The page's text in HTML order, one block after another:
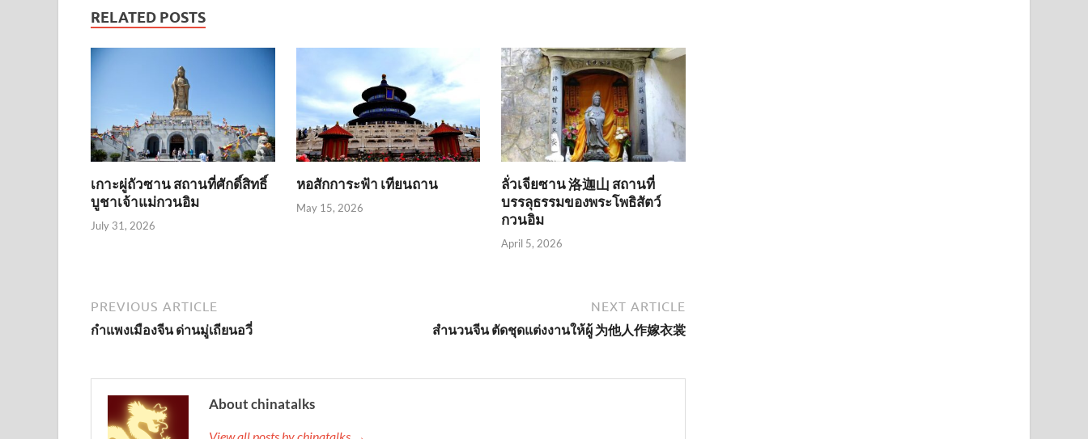
RELATED POSTS
เกาะผู่ถัวซาน สถานที่ศักดิ์สิทธิ์
บูชาเจ้าแม่กวนอิม
July 31, 2026
หอสักการะฟ้า เทียนถาน
May 15, 2026
ลั่วเจียซาน 洛迦山 สถานที่
บรรลุธรรมของพระโพธิสัตว์
กวนอิม
April 5, 2026
PREVIOUS ARTICLE
กำแพงเมืองจีน ด่านมู่เถียนอวี่
NEXT ARTICLE
สำนวนจีน ตัดชุดแต่งงานให้ผู้ 为他人作嫁衣裳
About chinatalks
View all posts by chinatalks →